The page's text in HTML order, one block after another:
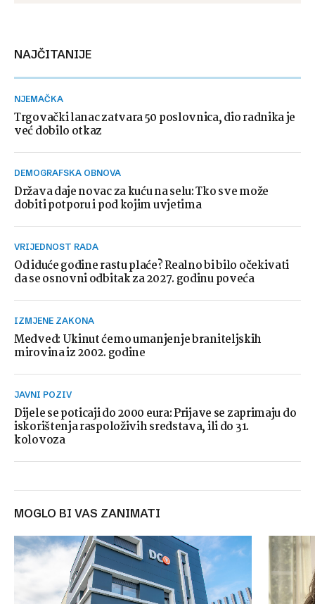
NAJČITANIJE
NJEMAČKA
Trgovački lanac zatvara 50 poslovnica, dio radnika je
već dobilo otkaz
DEMOGRAFSKA OBNOVA
Država daje novac za kuću na selu: Tko sve može
dobiti potporu i pod kojim uvjetima
VRIJEDNOST RADA
Od iduće godine rastu plaće? Realno bi bilo očekivati
da se osnovni odbitak za 2027. godinu poveća
IZMJENE ZAKONA
Medved: Ukinut ćemo umanjenje braniteljskih
mirovina iz 2002. godine
JAVNI POZIV
Dijele se poticaji do 2000 eura: Prijave se zaprimaju do
iskorištenja raspoloživih sredstava, ili do 31.
kolovoza
MOGLO BI VAS ZANIMATI